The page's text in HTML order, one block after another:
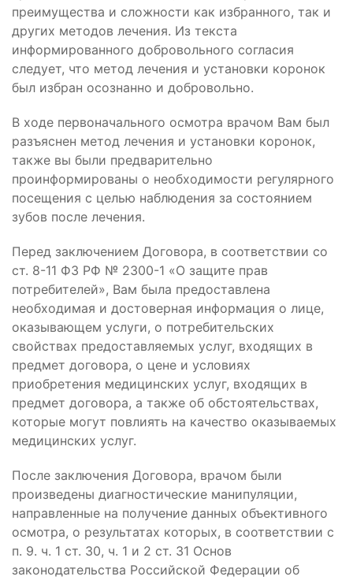
преимущества и сложности как избранного, так и
других методов лечения. Из текста
информированного добровольного согласия
следует, что метод лечения и установки коронок
был избран осознанно и добровольно.
В ходе первоначального осмотра врачом Вам был
разъяснен метод лечения и установки коронок,
также вы были предварительно
проинформированы о необходимости регулярного
посещения с целью наблюдения за состоянием
зубов после лечения.
Перед заключением Договора, в соответствии со
ст. 8-11 ФЗ РФ № 2300-1 «О защите прав
потребителей», Вам была предоставлена
необходимая и достоверная информация о лице,
оказывающем услуги, о потребительских
свойствах предоставляемых услуг, входящих в
предмет договора, о цене и условиях
приобретения медицинских услуг, входящих в
предмет договора, а также об обстоятельствах,
которые могут повлиять на качество оказываемых
медицинских услуг.
После заключения Договора, врачом были
произведены диагностические манипуляции,
направленные на получение данных объективного
осмотра, о результатах которых, в соответствии с
п. 9. ч. 1 ст. 30, ч. 1 и 2 ст. 31 Основ
законодательства Российской Федерации об